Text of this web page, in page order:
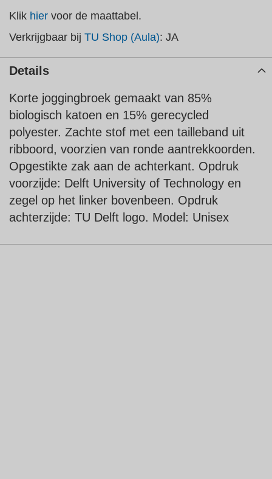
Klik hier voor de maattabel.
Verkrijgbaar bij TU Shop (Aula): JA
Details
Korte joggingbroek gemaakt van 85%
biologisch katoen en 15% gerecycled
polyester. Zachte stof met een tailleband uit
ribboord, voorzien van ronde aantrekkoorden.
Opgestikte zak aan de achterkant. Opdruk
voorzijde: Delft University of Technology en
zegel op het linker bovenbeen. Opdruk
achterzijde: TU Delft logo. Model: Unisex